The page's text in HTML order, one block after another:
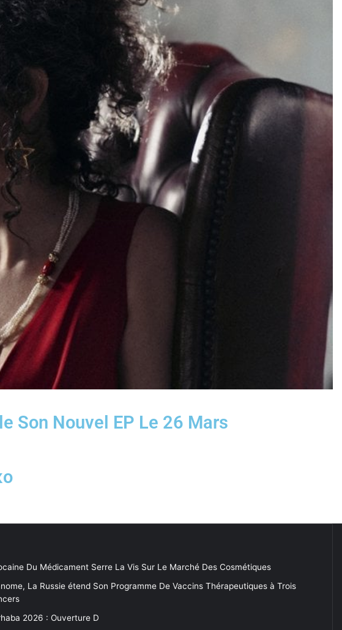
Son Nouvel EP Le 26 Mars
Du Médicament Serre La Vis Sur Le Marché Des Cosmétiques
La Russie étend Son Programme De Vaccins Thérapeutiques à Trois
2026 : Ouverture D